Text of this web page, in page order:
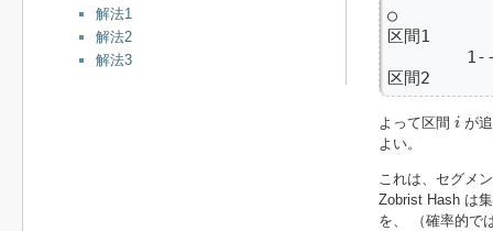
解法1
解法2
解法3
○
区間1
区間2
よって区間 iが追
よい。
これは、セグメ
Zobrist Hash は
を、 （確率的で